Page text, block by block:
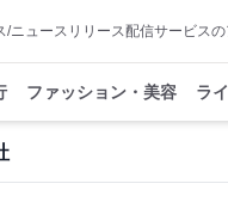
/ニュースリリース配信サービス
ファッション・美容 ラ